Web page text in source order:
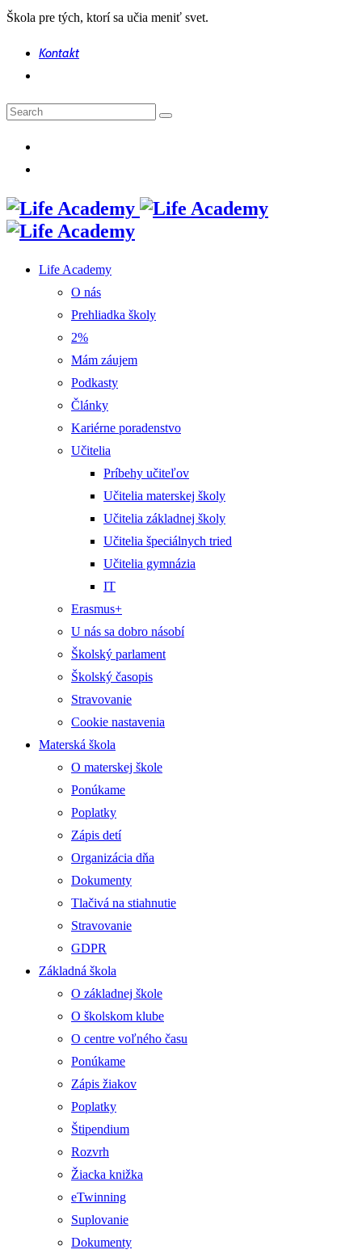
Škola pre tých, ktorí sa učia meniť svet.
Kontakt
Life Academy
O nás
Prehliadka školy
2%
Mám záujem
Podkasty
Články
Kariérne poradenstvo
Učitelia
Príbehy učiteľov
Učitelia materskej školy
Učitelia základnej školy
Učitelia špeciálnych tried
Učitelia gymnázia
IT
Erasmus+
U nás sa dobro násobí
Školský parlament
Školský časopis
Stravovanie
Cookie nastavenia
Materská škola
O materskej škole
Ponúkame
Poplatky
Zápis detí
Organizácia dňa
Dokumenty
Tlačivá na stiahnutie
Stravovanie
GDPR
Základná škola
O základnej škole
O školskom klube
O centre voľného času
Ponúkame
Zápis žiakov
Poplatky
Štipendium
Rozvrh
Žiacka knižka
eTwinning
Suplovanie
Dokumenty